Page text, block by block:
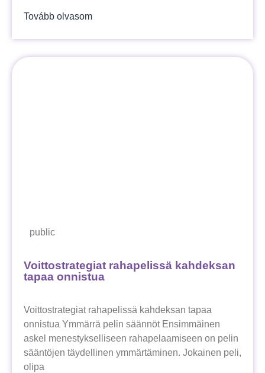
Tovább olvasom
public
Voittostrategiat rahapelissä kahdeksan
tapaa onnistua
Voittostrategiat rahapelissä kahdeksan tapaa
onnistua Ymmärrä pelin säännöt Ensimmäinen
askel menestykselliseen rahapelaamiseen on pelin
sääntöjen täydellinen ymmärtäminen. Jokainen peli,
olipa